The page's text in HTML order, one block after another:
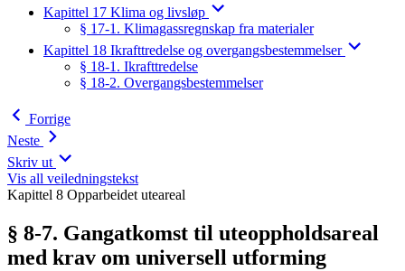
Kapittel 17 Klima og livsløp
§ 17-1. Klimagassregnskap fra materialer
Kapittel 18 Ikrafttredelse og overgangsbestemmelser
§ 18-1. Ikrafttredelse
§ 18-2. Overgangsbestemmelser
Forrige
Neste
Skriv ut
Vis all veiledningstekst
Kapittel 8 Opparbeidet uteareal
§ 8-7. Gangatkomst til uteoppholdsareal
med krav om universell utforming